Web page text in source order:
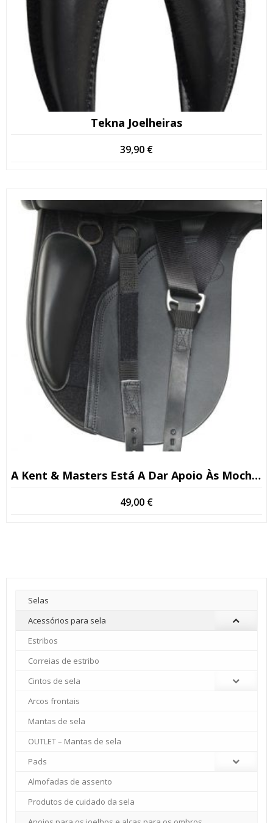
Tekna Joelheiras
39,90 €
A Kent & Masters Está A Dar Apoio Às Mochilas Escolares
49,00 €
Selas
Acessórios para sela
Estribos
Correias de estribo
Cintos de sela
Arcos frontais
Mantas de sela
OUTLET – Mantas de sela
Pads
Almofadas de assento
Produtos de cuidado da sela